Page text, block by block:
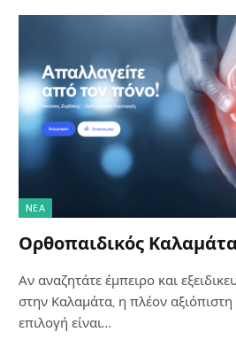
NΈΑ
Ορθοπαιδικός
Αν αναζητάτε έμπειρο και
στην Καλαμάτα, η πλέον αξιόπιστη
επιλογή είναι…